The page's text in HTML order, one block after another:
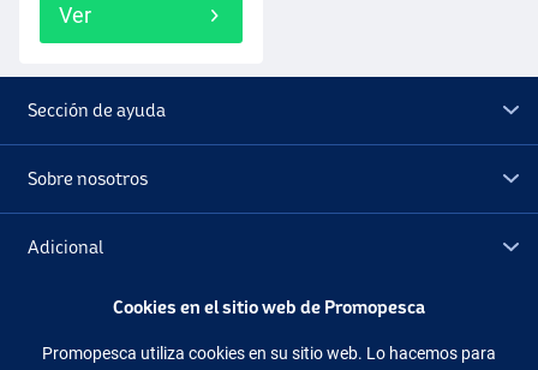
Ver
Sección de ayuda
Sobre nosotros
Adicional
Cookies en el sitio web de Promopesca
Promopesca utiliza cookies en su sitio web. Lo hacemos para